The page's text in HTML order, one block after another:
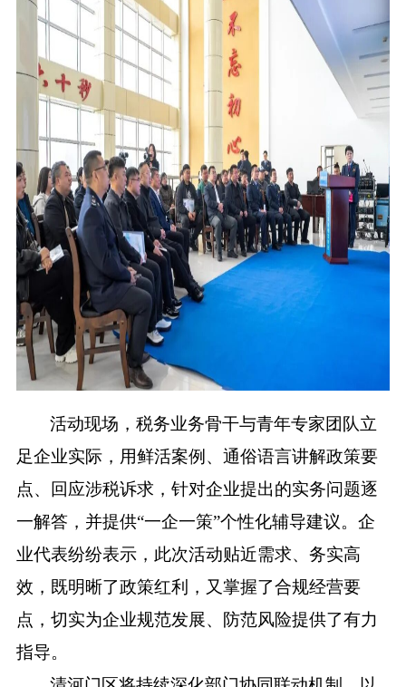
活动现场，税务业务骨干与青年专家团队立
足企业实际，用鲜活案例、通俗语言讲解政策要
点、回应涉税诉求，针对企业提出的实务问题逐
一解答，并提供“一企一策”个性化辅导建议。企
业代表纷纷表示，此次活动贴近需求、务实高
效，既明晰了政策红利，又掌握了合规经营要
点，切实为企业规范发展、防范风险提供了有力
指导。